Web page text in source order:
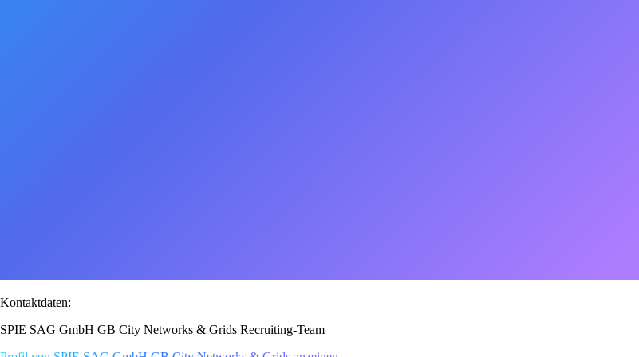
Kontaktdaten:
SPIE SAG GmbH GB City Networks & Grids Recruiting-Team